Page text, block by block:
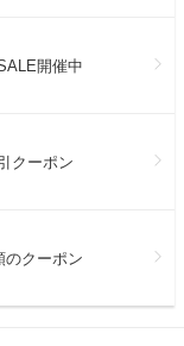
開催中
クーポン
のクーポン